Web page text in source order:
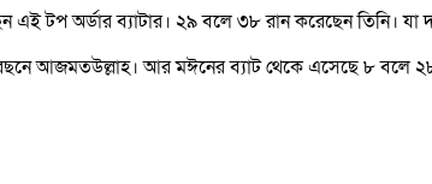
টপ অর্ডার ব্যাটার। ২৯ বলে ৩৮ রান করেছেন তিনি। যা
আজমতউল্লাহ। আর মঈনের ব্যাট থেকে এসেছে ৮ বলে